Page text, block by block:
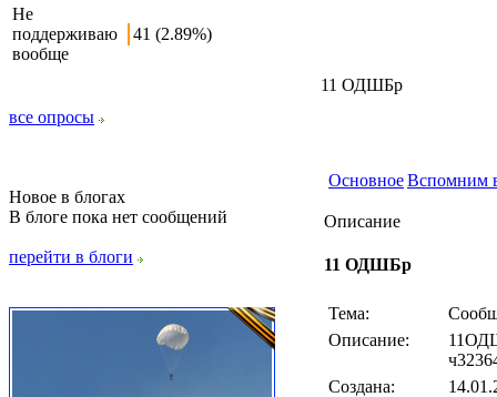
Не
поддерживаю
вообще
41 (2.89%)
все опросы
Новое в блогах
В блоге пока нет сообщений
перейти в блоги
11 ОДШБр
ОсновноеВспомним
Описание
11 ОДШБр
Тема:
Описание:
Создана: